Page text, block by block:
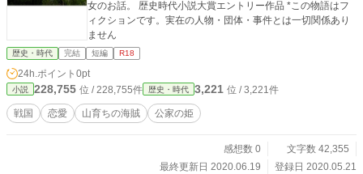
女のお話。 歴史時代小説大賞エントリー作品 *この物語はフ
ィクションです。実在の人物・団体・事件とは一切関係あり
ません
歴史・時代 完結 短編 R18
24h.ポイント 0pt
小説 228,755 位 / 228,755件 歴史・時代 3,221 位 / 3,221件
戦国 恋愛 山育ちの海賊 公家の姫
感想数 0
文字数 42,355
最終更新日 2020.06.19
登録日 2020.05.21